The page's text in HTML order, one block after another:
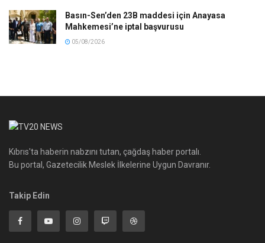
Basın-Sen’den 23B maddesi için Anayasa
Mahkemesi’ne iptal başvurusu
05/08/2026
Kıbrıs'ta haberin nabzını tutan, çağdaş haber portalı.
Bu portal, Gazetecilik Meslek İlkelerine Uygun Davranır.
Takip Edin